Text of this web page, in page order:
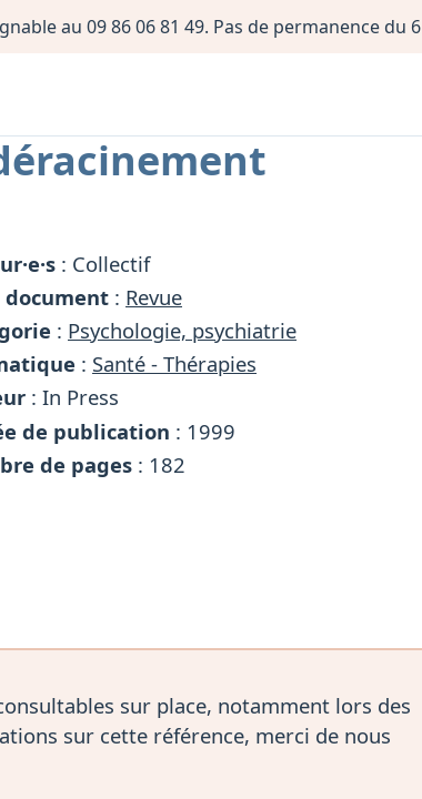
au 09 86 06 81 49. Pas de permanence du
: Collectif
document : Revue
: Psychologie, psychiatrie
: Santé - Thérapies
: In Press
de publication : 1999
de pages : 182
sur place, notamment lors des
sur cette référence, merci de nous